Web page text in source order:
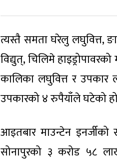
त्यस्तै समता घरेलु लघुवित्त,
विद्युत्, चिलिमे
कालिका लघुवित्त र उपकार
उपकारको ४ रुपैयाँले घटेको
आइतबार माउन्टेन
सोनापुरको ३ करोड ५८